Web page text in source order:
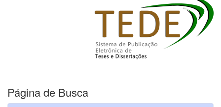
Página de Busca